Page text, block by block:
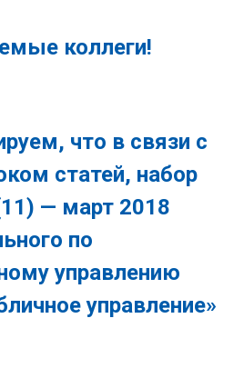
коллеги!
что в связи с
статей, набор
— март 2018
по
управлению
управление»